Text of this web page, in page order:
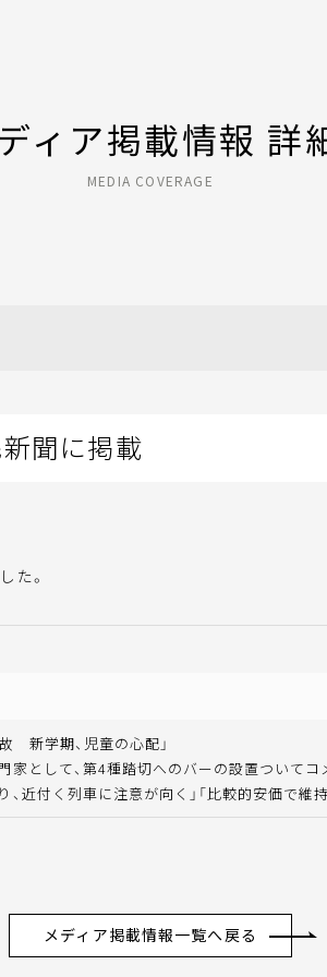
ィア掲載情報 詳
MEDIA COVERAGE
聞に掲載
た。
新学期、児童の心配」
として、第4種踏切へのバーの設置ついてコ
近付く列車に注意が向く」「比較的安価で維
メディア掲載情報一覧へ戻る